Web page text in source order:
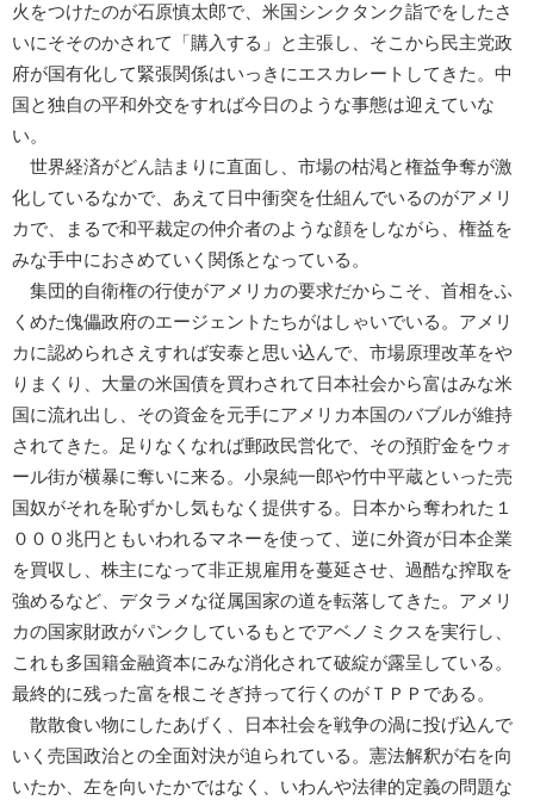
火をつけたのが石原慎太郎で、米国シンクタンク詣でをしたさ
いにそそのかされて「購入する」と主張し、そこから民主党政
府が国有化して緊張関係はいっきにエスカレートしてきた。中
国と独自の平和外交をすれば今日のような事態は迎えていな
い。
世界経済がどん詰まりに直面し、市場の枯渇と権益争奪が激
化しているなかで、あえて日中衝突を仕組んでいるのがアメリ
カで、まるで和平裁定の仲介者のような顔をしながら、権益を
みな手中におさめていく関係となっている。
集団的自衛権の行使がアメリカの要求だからこそ、首相をふ
くめた傀儡政府のエージェントたちがはしゃいでいる。アメリ
カに認められさえすれば安泰と思い込んで、市場原理改革をや
りまくり、大量の米国債を買わされて日本社会から富はみな米
国に流れ出し、その資金を元手にアメリカ本国のバブルが維持
されてきた。足りなくなれば郵政民営化で、その預貯金をウォ
ール街が横暴に奪いに来る。小泉純一郎や竹中平蔵といった売
国奴がそれを恥ずかし気もなく提供する。日本から奪われた１
０００兆円ともいわれるマネーを使って、逆に外資が日本企業
を買収し、株主になって非正規雇用を蔓延させ、過酷な搾取を
強めるなど、デタラメな従属国家の道を転落してきた。アメリ
カの国家財政がパンクしているもとでアベノミクスを実行し、
これも多国籍金融資本にみな消化されて破綻が露呈している。
最終的に残った富を根こそぎ持って行くのがＴＰＰである。
散散食い物にしたあげく、日本社会を戦争の渦に投げ込んで
いく売国政治との全面対決が迫られている。憲法解釈が右を向
いたか、左を向いたかではなく、いわんや法律的定義の問題な